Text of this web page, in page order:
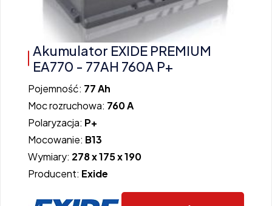
Akumulator EXIDE PREMIUM
EA770 - 77AH 760A P+
Pojemność: 77 Ah
Moc rozruchowa: 760 A
Polaryzacja: P+
Mocowanie: B13
Wymiary: 278 x 175 x 190
Producent: Exide